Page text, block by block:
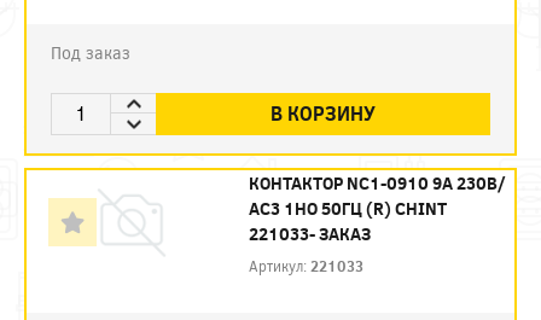
Под заказ
В КОРЗИНУ
КОНТАКТОР NC1-0910 9А 230В/
АС3 1НО 50ГЦ (R) CHINT
221033- ЗАКАЗ
Артикул: 221033